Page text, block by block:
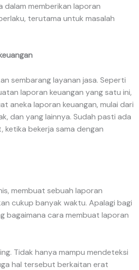
dalam memberikan laporan
terutama untuk masalah
sembarang layanan jasa. Seperti
laporan keuangan yang satu ini,
aneka laporan keuangan, mulai dari
dan yang lainnya. Sudah pasti ada
bekerja sama dengan
membuat sebuah laporan
cukup banyak waktu. Apalagi bagi
bagaimana cara membuat laporan
Tidak hanya mampu mendeteksi
hal tersebut berkaitan erat